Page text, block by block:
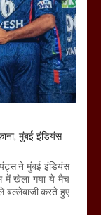
मुंबई इंडियंस
ने मुंबई इंडियंस
में खेला गया ये मैच
बल्लेबाजी करते हुए